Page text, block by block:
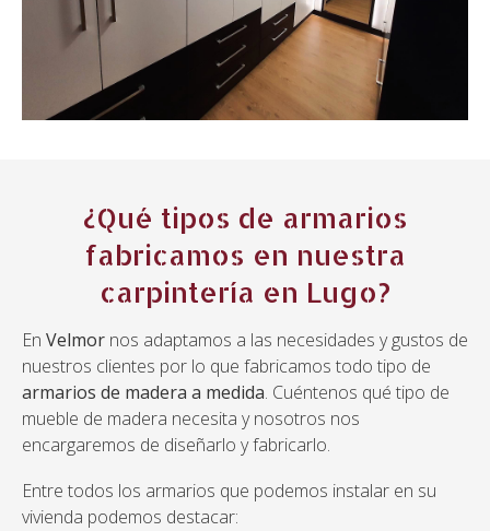
¿Qué tipos de armarios
fabricamos en nuestra
carpintería en Lugo?
En Velmor nos adaptamos a las necesidades y gustos de
nuestros clientes por lo que fabricamos todo tipo de
armarios de madera a medida. Cuéntenos qué tipo de
mueble de madera necesita y nosotros nos
encargaremos de diseñarlo y fabricarlo.
Entre todos los armarios que podemos instalar en su
vivienda podemos destacar: